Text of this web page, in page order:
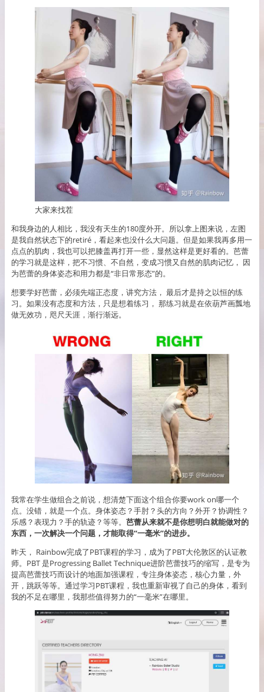
大家来找茬
和我身边的人相比，我没有天生的180度外开。所以拿上图来说，左图
是我自然状态下的retiré，看起来也没什么大问题。但是如果我再多用一
点点的肌肉，我也可以把膝盖再打开一些，显然这样是更好看的。芭蕾
的学习就是这样，把不习惯、不自然，变成习惯又自然的肌肉记忆， 因
为芭蕾的身体姿态和用力都是“非日常形态”的。
想要学好芭蕾，必须先端正态度，讲究方法， 最后才是持之以恒的练
习。如果没有态度和方法，只是想着练习， 那练习就是在依葫芦画瓢地
做无效功，咫尺天涯，渐行渐远。
我常在学生做组合之前说，想清楚下面这个组合你要work on哪一个
点。没错，就是一个点。身体姿态？手肘？头的方向？外开？协调性？
乐感？表现力？手的轨迹？等等。 芭蕾从来就不是你想明白就能做对的
东西，一次解决一个问题，才能取得“一毫米”的进步。
昨天， Rainbow完成了PBT课程的学习，成为了PBT大伦敦区的认证教
师。PBT 是Progressing Ballet Technique进阶芭蕾技巧的缩写，是专为
提高芭蕾技巧而设计的地面加强课程，专注身体姿态，核心力量，外
开，跳跃等等。通过学习PBT课程，我也重新审视了自己的身体，看到
我的不足在哪里，我那些值得努力的“一毫米”在哪里。